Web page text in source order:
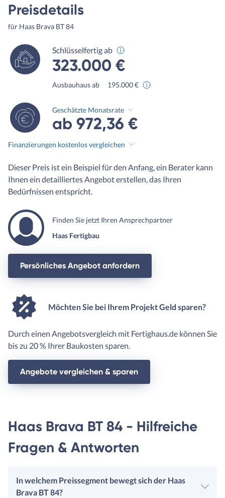
Preisdetails
für Haas Brava BT 84
Schlüsselfertig ab
323.000 €
Ausbauhaus ab 195.000 €
Geschätzte Monatsrate
ab 972,36 €
Finanzierungen kostenlos vergleichen
Dieser Preis ist ein Beispiel für den Anfang, ein Berater kann
Ihnen ein detailliertes Angebot erstellen, das Ihren
Bedürfnissen entspricht.
Finden Sie jetzt Ihren Ansprechpartner
Haas Fertigbau
Persönliches Angebot anfordern
Möchten Sie bei Ihrem Projekt Geld sparen?
Durch einen Angebotsvergleich mit Fertighaus.de können Sie
bis zu 20 % Ihrer Baukosten sparen.
Angebote vergleichen & sparen
Haas Brava BT 84 - Hilfreiche
Fragen & Antworten
In welchem Preissegment bewegt sich der Haas
Brava BT 84?